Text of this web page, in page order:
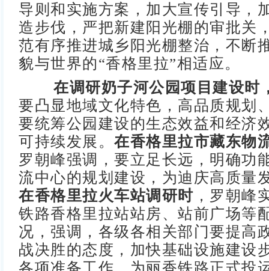
导则和实施方案，加大宣传引导，
造步伐，严把新建阳光棚的审批关
范有序推进城乡阳光棚整治，不断
貌与世界的“香格里拉”相适应。
在调研奶子河公园项目建设时
要凸显地域文化特色，高品质规划
要统筹公园建设的生态效益和经济
可持续发展。 在香格里拉市藏东物
罗朝峰强调，要立足长远，明确功
流中心的规划建设，为迪庆高质量
在香格里拉火车站调研时 ，罗朝峰
铁路香格里拉站站房、站前广场等
况，强调，各级各相关部门要提高
战决胜的态度，加快基础设施建设
各项准备工作，为丽香铁路正式投